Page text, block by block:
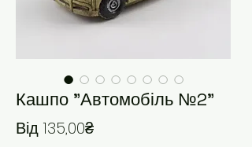
Кашпо "Автомобіль №2"
Від 135,00₴За розпродажем